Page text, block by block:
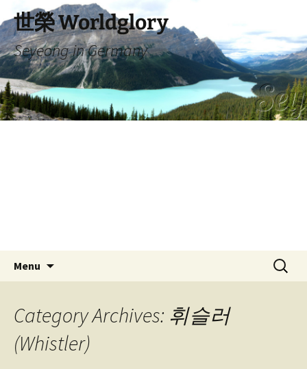
to
content
世榮 Worldglory
Seyeong in Germany
Menu
Search
for:
Category Archives: 휘슬러
(Whistler)